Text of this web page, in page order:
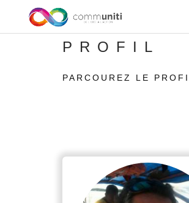
PROFIL
PARCOUREZ LE